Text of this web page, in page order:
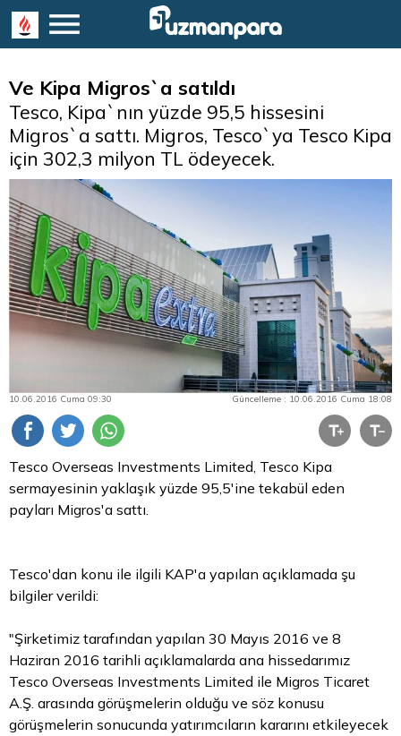
Ve Kipa Migros`a satıldı
Tesco, Kipa`nın yüzde 95,5 hissesini
Migros`a sattı. Migros, Tesco`ya Tesco Kipa
için 302,3 milyon TL ödeyecek.
10.06.2016 Cuma 09:30 Güncelleme : 10.06.2016 Cuma 18:08
Tesco Overseas Investments Limited, Tesco Kipa
sermayesinin yaklaşık yüzde 95,5'ine tekabül eden
payları Migros'a sattı.
Tesco'dan konu ile ilgili KAP'a yapılan açıklamada şu
bilgiler verildi:
"Şirketimiz tarafından yapılan 30 Mayıs 2016 ve 8
Haziran 2016 tarihli açıklamalarda ana hissedarımız
Tesco Overseas Investments Limited ile Migros Ticaret
A.Ş. arasında görüşmelerin olduğu ve söz konusu
görüşmelerin sonucunda yatırımcıların kararını etkileyecek